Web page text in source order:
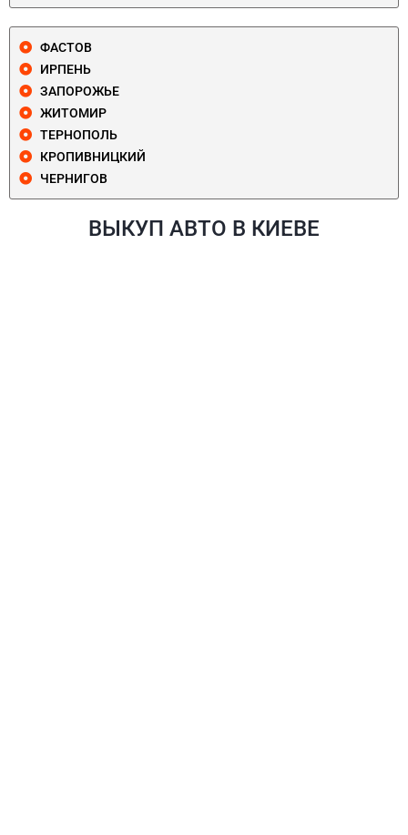
ФАСТОВ
ИРПЕНЬ
ЗАПОРОЖЬЕ
ЖИТОМИР
ТЕРНОПОЛЬ
КРОПИВНИЦКИЙ
ЧЕРНИГОВ
ВЫКУП АВТО В КИЕВЕ